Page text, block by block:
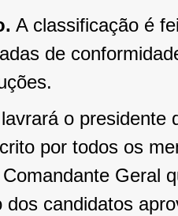
A classificação é
de
o presidente
por todos os
Geral
dos candidatos